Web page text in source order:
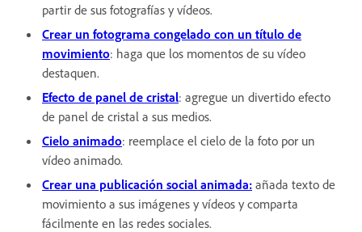
partir de sus fotografías y vídeos.
Crear un fotograma congelado con un título de
movimiento: haga que los momentos de su vídeo
destaquen.
Efecto de panel de cristal: agregue un divertido efecto
de panel de cristal a sus medios.
Cielo animado: reemplace el cielo de la foto por un
vídeo animado.
Crear una publicación social animada: añada texto de
movimiento a sus imágenes y vídeos y comparta
fácilmente en las redes sociales.